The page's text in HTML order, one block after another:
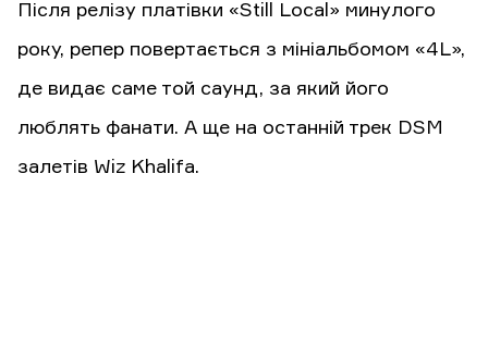
Після релізу платівки «Still Local» минулого
року, репер повертається з мініальбомом «4L»,
де видає саме той саунд, за який його
люблять фанати. А ще на останній трек DSM
залетів Wiz Khalifa.